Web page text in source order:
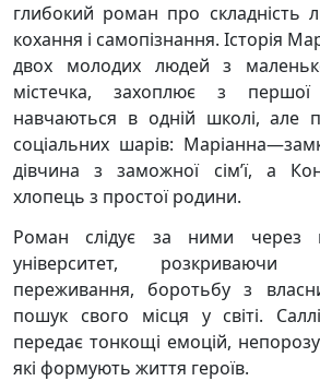
глибокий роман про складність
кохання і самопізнання. Історія
двох молодих людей з
містечка, захоплює з
навчаються в одній школі, але
соціальних шарів:
дівчина з заможної сім’ї, а
хлопець з простої родини.
Роман слідує за ними через
університет, розкриваючи
переживання, боротьбу з
пошук свого місця у світі.
передає тонкощі емоцій,
які формують життя героїв.